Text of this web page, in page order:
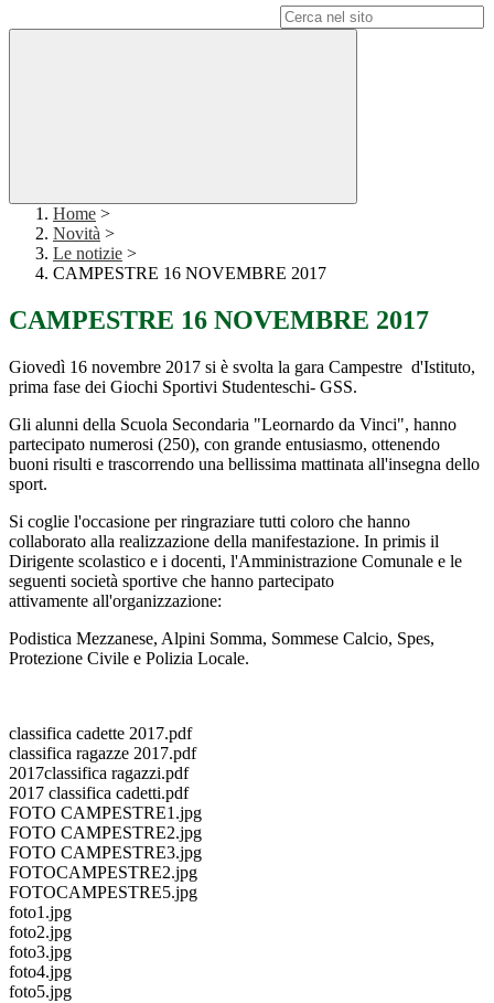
Home >
Novità >
Le notizie >
CAMPESTRE 16 NOVEMBRE 2017
CAMPESTRE 16 NOVEMBRE 2017
Giovedì 16 novembre 2017 si è svolta la gara Campestre d'Istituto,
prima fase dei Giochi Sportivi Studenteschi- GSS.
Gli alunni della Scuola Secondaria "Leornardo da Vinci", hanno
partecipato numerosi (250), con grande entusiasmo, ottenendo
buoni risulti e trascorrendo una bellissima mattinata all'insegna dello
sport.
Si coglie l'occasione per ringraziare tutti coloro che hanno
collaborato alla realizzazione della manifestazione. In primis il
Dirigente scolastico e i docenti, l'Amministrazione Comunale e le
seguenti società sportive che hanno partecipato
attivamente all'organizzazione:
Podistica Mezzanese, Alpini Somma, Sommese Calcio, Spes,
Protezione Civile e Polizia Locale.
classifica cadette 2017.pdf
classifica ragazze 2017.pdf
2017classifica ragazzi.pdf
2017 classifica cadetti.pdf
FOTO CAMPESTRE1.jpg
FOTO CAMPESTRE2.jpg
FOTO CAMPESTRE3.jpg
FOTOCAMPESTRE2.jpg
FOTOCAMPESTRE5.jpg
foto1.jpg
foto2.jpg
foto3.jpg
foto4.jpg
foto5.jpg